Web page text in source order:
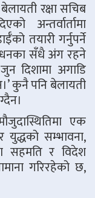
रक्षा सचिब
अन्तर्वार्तामा
तयारी गर्नुपर्ने
सँधै अंग रहने
दिशामा अगाडि
कुनै पनि बेलायती
एक
युद्धको सम्भावना,
सहमति र विदेश
गरिरहेको छ,